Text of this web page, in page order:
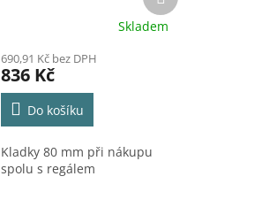
Skladem
690,91 Kč bez DPH
836 Kč
Do košíku
Kladky 80 mm při nákupu
spolu s regálem
produkt